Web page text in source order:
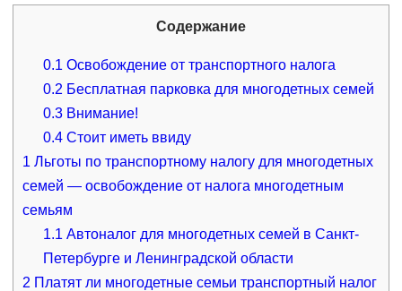
Содержание
0.1 Освобождение от транспортного налога
0.2 Бесплатная парковка для многодетных семей
0.3 Внимание!
0.4 Стоит иметь ввиду
1 Льготы по транспортному налогу для многодетных
семей — освобождение от налога многодетным
семьям
1.1 Автоналог для многодетных семей в Санкт-
Петербурге и Ленинградской области
2 Платят ли многодетные семьи транспортный налог